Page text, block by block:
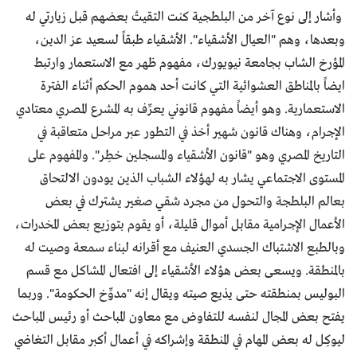
وأشار إلى نوع آخر من البلطجية كنت التقيتُ بعضهم قبل زيارتي له
وبعدها، وهم "العيال الأشقياء". الأشقياء طبقاً لسعيد عز الدين،
المؤرخ الشاب بجامعة نيويورك، مفهوم ظهر مع الاستعمار وارتبط
ايضاً بالمناطق العشوائية التي كانت أحد هموم الحكم أثناء الفترة
الاستعمارية. وهو أيضاً مفهوم قانوني يعرِّف به المشرع المصري معتادي
الإجرام، وهناك قانون شهير أخذ في التطور عبر مراحل متعاقبة في
التاريخ المصري وهو "قانون الأشقياء والمسجلين خطِر". والمفهوم على
المستوى الاجتماعي يشار به لهؤلاء الشباب الذين يودون الالتحاق
بعالم البلطجة والتحول من مجرد شقي صغير يشترك في بعض
الأعمال الإجرامية مقابل أموال قليلة، أو يقوم بتوزيع بعض المخدرات،
وبالطبع الاشتباك الجسدي العنيف مع أقرانه لبناء سمعة وصيت له
بالمنطقة. ويسعى بعض هؤلاء الأشقياء إلى افتعال المشاكل مع قسم
البوليس بمنطقته حتى يذيع صيته ويقال إنه "مدوِّخ الحكومة". وربما
يفتح بعض المجال لنفسه للتفاوض مع معاون المباحث أو رئيس المباحث
ليوكِل له بعض المهام في المنطقة وإشراكه في أعمال أكبر مقابل التغاضي